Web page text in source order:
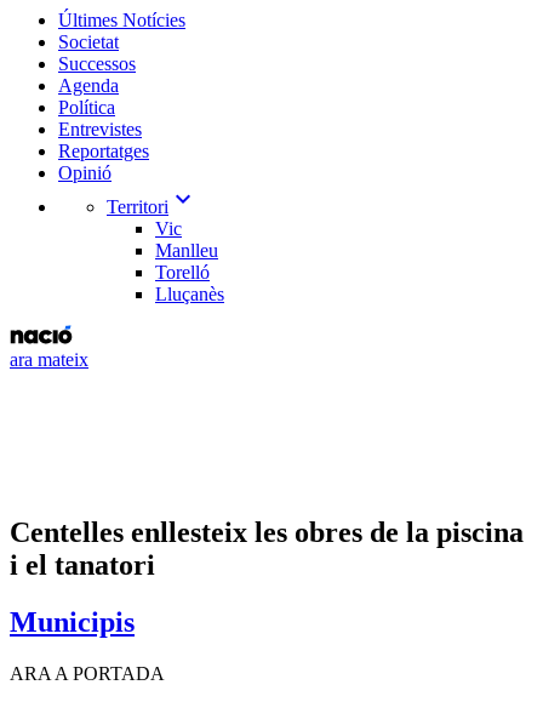
Últimes Notícies
Societat
Successos
Agenda
Política
Entrevistes
Reportatges
Opinió
Territori expand_more
Vic
Manlleu
Torelló
Lluçanès
ara mateix
Centelles enllesteix les obres de la piscina
i el tanatori
Municipis
ARA A PORTADA